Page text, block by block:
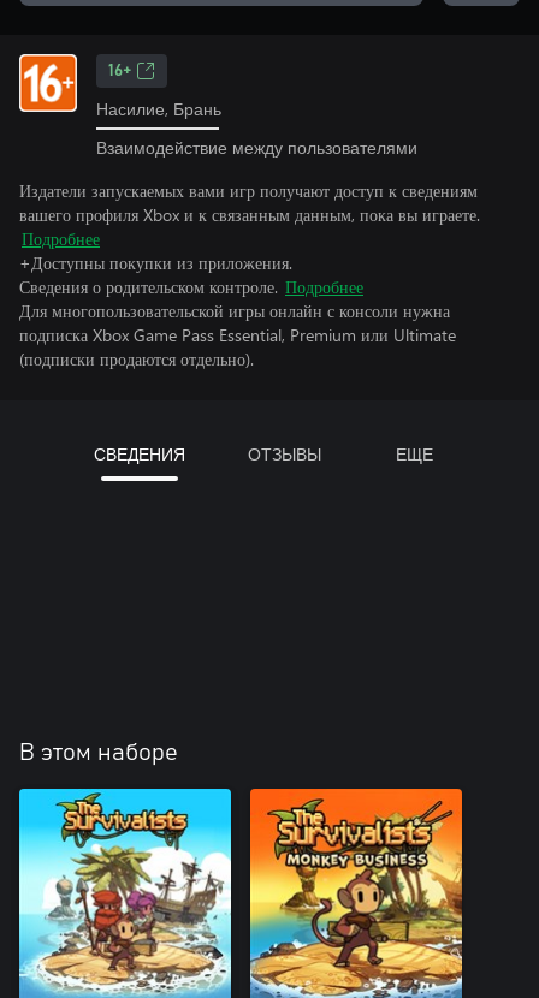
16+
Насилие, Брань
Взаимодействие между пользователями
Издатели запускаемых вами игр получают доступ к сведениям
вашего профиля Xbox и к связанным данным, пока вы играете.
Подробнее
+Доступны покупки из приложения.
Сведения о родительском контроле. Подробнее
Для многопользовательской игры онлайн с консоли нужна
подписка Xbox Game Pass Essential, Premium или Ultimate
(подписки продаются отдельно).
СВЕДЕНИЯ ОТЗЫВЫ ЕЩЕ
В этом наборе